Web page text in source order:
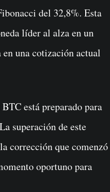
del 32,8%. Esta
líder al alza en un
una cotización actual
está preparado para
superación de este
corrección que comenzó
oportuno para